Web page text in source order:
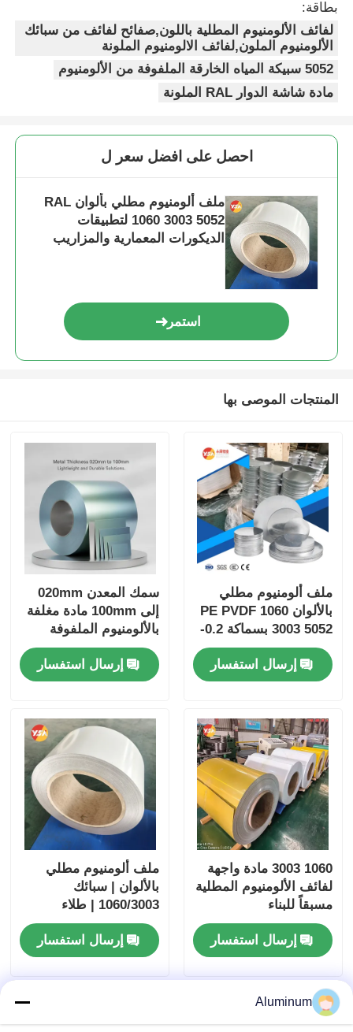
بطاقة:
لفائف الألومنيوم المطلية باللون,صفائح لفائف من سبائك
الألومنيوم الملون,لفائف الالومنيوم الملونة
5052 سبيكة المياه الخارقة الملفوفة من الألومنيوم
مادة شاشة الدوار RAL الملونة
احصل على افضل سعر ل
ملف ألومنيوم مطلي بألوان RAL
1060 3003 5052 لتطبيقات
الديكورات المعمارية والمزاريب
استمر
المنتجات الموصى بها
ملف ألومنيوم مطلي
بالألوان PE PVDF 1060
3003 5052 بسماكة 0.2-
6.0 مم مقاوم للأشعة
فوق البنفسجية ومقاوم
للعوامل الجوية لتزيين
والأسقف
إرسال استفسار
سمك المعدن 020mm
إلى 100mm مادة مغلفة
بالألومنيوم الملفوفة
باللون مصممة لحلول
خفيفة الوزن ودائمة
إرسال استفسار
1060 3003 مادة واجهة
لفائف الألومنيوم المطلية
مسبقاً للبناء
إرسال استفسار
ملف ألومنيوم مطلي
بالألوان | سبائك
1060/3003 | طلاء
PE/PVDF | متخصص
للأسقف / الجدران
الخارجية / الأسقف
إرسال استفسار
Aluminum